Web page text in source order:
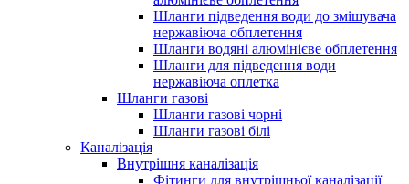
Шланги підведення води до змішувача
нержавіюча обплетення
Шланги водяні алюмінієве обплетення
Шланги для підведення води
нержавіюча оплетка
Шланги газові
Шланги газові чорні
Шланги газові білі
Каналізація
Внутрішня каналізація
Фітинги для внутрішньої каналізації